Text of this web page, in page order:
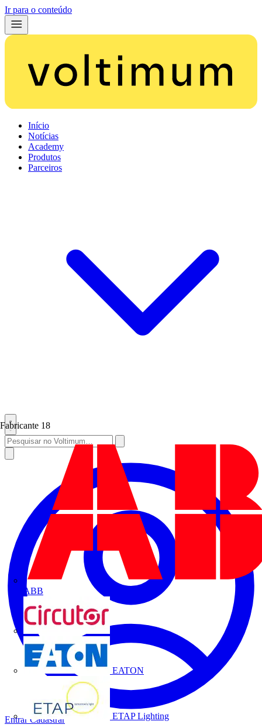
Ir para o conteúdo
Início
Notícias
Academy
Produtos
Parceiros
Fabricante 18
ABB
CIRCUTOR
EATON
ETAP Lighting
Entrar Cadastrar